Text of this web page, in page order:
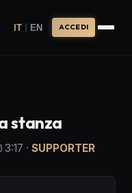
IT | EN ACCEDI
stanza
3:17 · SUPPORTER